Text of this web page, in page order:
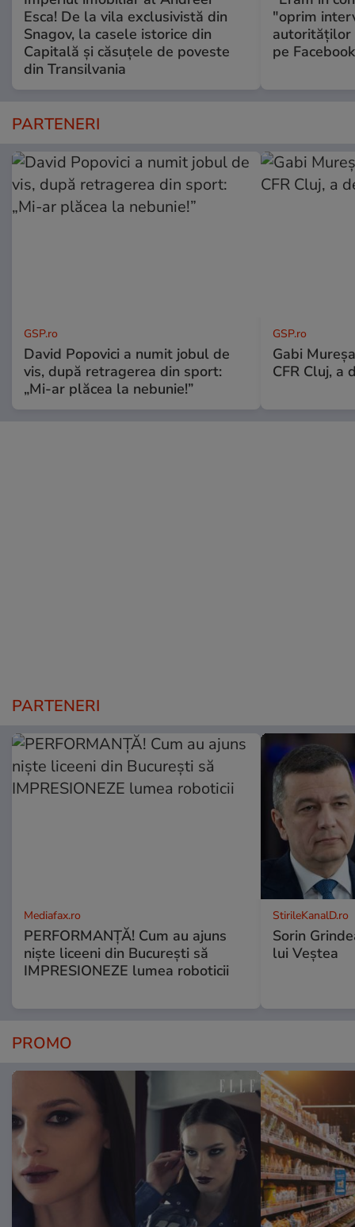
Esca! De la vila exclusivistă din
Snagov, la casele istorice din
Capitală și căsuțele de poveste
din Transilvania
"oprim
autorităţilor
pe Facebook
PARTENERI
GSP.ro
David Popovici a numit jobul de
vis, după retragerea din sport:
„Mi-ar plăcea la nebunie!”
GSP.ro
Gabi
CFR Cluj, a
PARTENERI
Mediafax.ro
PERFORMANȚĂ! Cum au ajuns
niște liceeni din București să
IMPRESIONEZE lumea roboticii
StirileKanalD.ro
Sorin
lui Veștea
PROMO